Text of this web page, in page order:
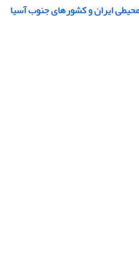
ایران و کشورهای جنوب آسیا